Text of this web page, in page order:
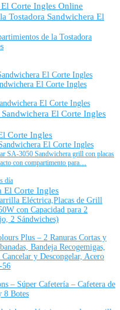
Corte Ingles Online
Tostadora Sandwichera El
de la Tostadora
El Corte Ingles
El Corte Ingles
El Corte Ingles
El Corte Ingles
Corte Ingles
El Corte Ingles
SA-3050 Sandwichera grill con placas
con compartimento para…
día
El Corte Ingles
Eléctrica,Placas de Grill
con Capacidad para 2
2 Sándwiches)
Plus – 2 Ranuras Cortas y
Bandeja Recogemigas,
y Descongelar, Acero
56
– Súper Cafetería – Cafetera de
8 Botes